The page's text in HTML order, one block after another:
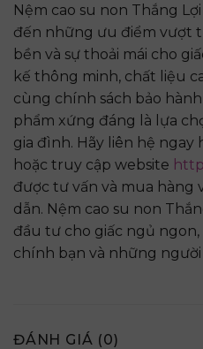
Nệm cao su non Thắng
đến những ưu điểm vượt
bền và sự thoải mái cho
kế thông minh, chất liệu
cùng chính sách bảo hành
phẩm xứng đáng là lựa
gia đình. Hãy liên hệ ngay
hoặc truy cập website
được tư vấn và mua hàng
dẫn. Nệm cao su non
đầu tư cho giấc ngủ ngon,
chính bạn và những
ĐÁNH GIÁ (0)